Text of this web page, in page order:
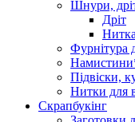
Шнури,
Дріт
Фурнітура
Підвіски,
Нитки для
Скрапбукінг